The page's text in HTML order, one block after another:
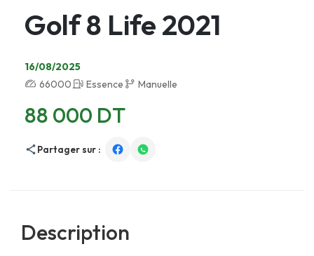
Golf 8 Life 2021
16/08/2025
66000
Essence Manuelle
88 000 DT
Partager sur :
Description